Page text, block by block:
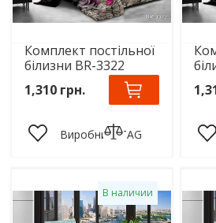
Комплект постільної
білизни BR-3322
1,310 грн.
Виробник: TAG
В наличии